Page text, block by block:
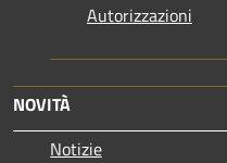
Autorizzazioni
NOVITÀ
Notizie